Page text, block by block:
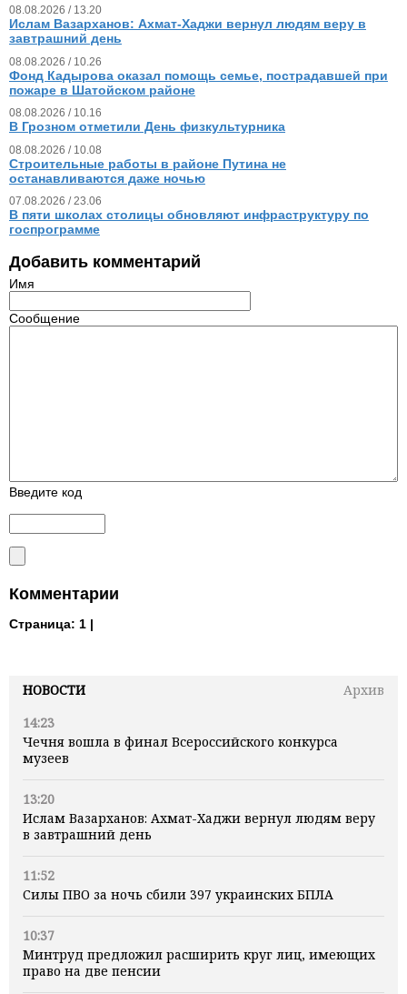
НОВОСТИ
Архив
14:23
Чечня вошла в финал Всероссийского конкурса
музеев
13:20
Ислам Вазарханов: Ахмат-Хаджи вернул людям веру
в завтрашний день
11:52
Силы ПВО за ночь сбили 397 украинских БПЛА
10:37
Минтруд предложил расширить круг лиц, имеющих
право на две пенсии
08.08.2026 / 13.20
Ислам Вазарханов: Ахмат-Хаджи вернул людям веру в
завтрашний день
08.08.2026 / 10.26
Фонд Кадырова оказал помощь семье, пострадавшей при
пожаре в Шатойском районе
08.08.2026 / 10.16
В Грозном отметили День физкультурника
08.08.2026 / 10.08
Строительные работы в районе Путина не
останавливаются даже ночью
07.08.2026 / 23.06
В пяти школах столицы обновляют инфраструктуру по
госпрограмме
Добавить комментарий
Имя
Сообщение
Введите код
Комментарии
Страница: 1 |